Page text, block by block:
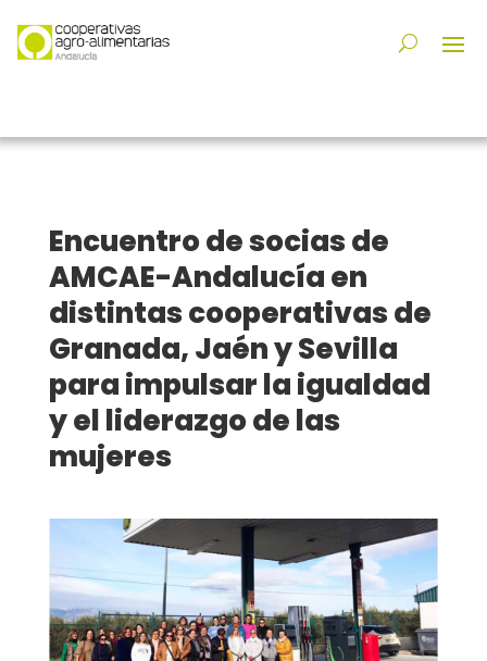
Encuentro de socias de
AMCAE-Andalucía en
distintas cooperativas de
Granada, Jaén y Sevilla
para impulsar la igualdad
y el liderazgo de las
mujeres